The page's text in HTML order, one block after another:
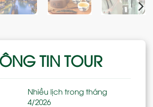
TIN TOUR
Nhiều lịch trong tháng
4/2026